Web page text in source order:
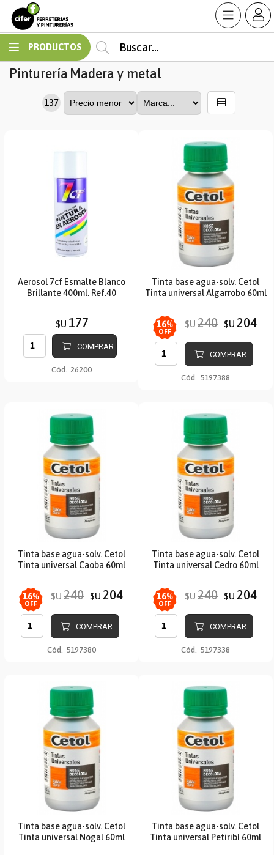
PRODUCTOS
Pinturería Madera y metal
137
Aerosol 7cf Esmalte Blanco
Brillante 400ml. Ref.40
$U 177
COMPRAR
Cód. 26200
Tinta base agua-solv. Cetol
Tinta universal Algarrobo 60ml
16%
OFF
$U 240 $U 204
COMPRAR
Cód. 5197388
Tinta base agua-solv. Cetol
Tinta universal Caoba 60ml
16%
OFF
$U 240 $U 204
COMPRAR
Cód. 5197380
Tinta base agua-solv. Cetol
Tinta universal Cedro 60ml
16%
OFF
$U 240 $U 204
COMPRAR
Cód. 5197338
Tinta base agua-solv. Cetol
Tinta universal Nogal 60ml
Tinta base agua-solv. Cetol
Tinta universal Petiribí 60ml